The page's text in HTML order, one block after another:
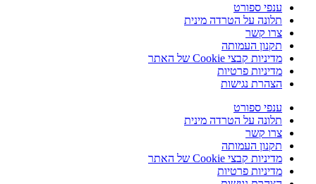
ענפי ספורט
תלונה על הטרדה מינית
צרו קשר
תקנון העמותה
מדיניות קבצי Cookie של האתר
מדיניות פרטיות
הצהרת נגישות
ענפי ספורט
תלונה על הטרדה מינית
צרו קשר
תקנון העמותה
מדיניות קבצי Cookie של האתר
מדיניות פרטיות